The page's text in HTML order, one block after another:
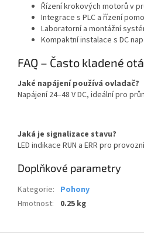
Řízení krokových motorů v
Integrace s PLC a řízení
Laboratorní a montážní
Kompaktní instalace s DC
FAQ – Často kladené
Jaké napájení používá ovladač?
Napájení 24–48 V DC, ideální pro
Jaká je signalizace stavu?
LED indikace RUN a ERR pro
Doplňkové parametry
Kategorie: Pohony
Hmotnost: 0.25 kg